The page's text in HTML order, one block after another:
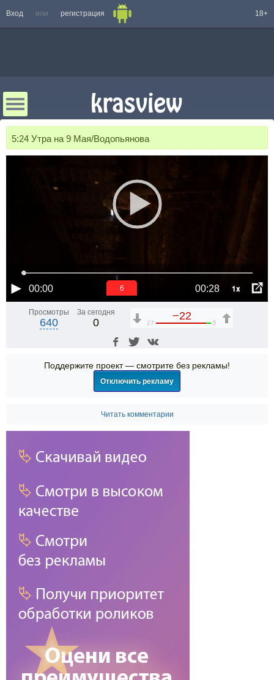
Вход или регистрация 18+
5:24 Утра на 9 Мая/Водопьянова
00:00 00:28 1x
6
Просмотры
640
За сегодня
0
−22
27 5
Поддержите проект — смотрите без рекламы!
Отключить рекламу
Читать комментарии